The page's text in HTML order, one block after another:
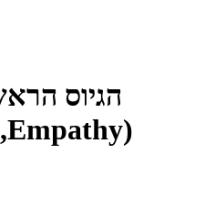
ולואציה (רון גורה ,Empathy)